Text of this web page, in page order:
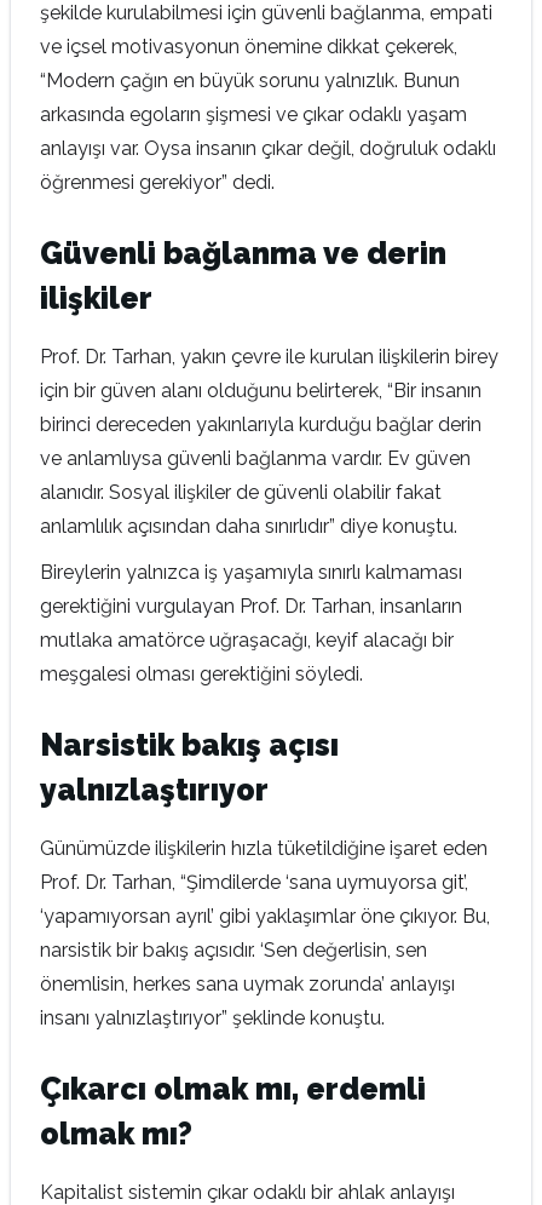
şekilde kurulabilmesi için güvenli bağlanma, empati
ve içsel motivasyonun önemine dikkat çekerek,
“Modern çağın en büyük sorunu yalnızlık. Bunun
arkasında egoların şişmesi ve çıkar odaklı yaşam
anlayışı var. Oysa insanın çıkar değil, doğruluk odaklı
öğrenmesi gerekiyor” dedi.
Güvenli bağlanma ve derin
ilişkiler
Prof. Dr. Tarhan, yakın çevre ile kurulan ilişkilerin birey
için bir güven alanı olduğunu belirterek, “Bir insanın
birinci dereceden yakınlarıyla kurduğu bağlar derin
ve anlamlıysa güvenli bağlanma vardır. Ev güven
alanıdır. Sosyal ilişkiler de güvenli olabilir fakat
anlamlılık açısından daha sınırlıdır” diye konuştu.
Bireylerin yalnızca iş yaşamıyla sınırlı kalmaması
gerektiğini vurgulayan Prof. Dr. Tarhan, insanların
mutlaka amatörce uğraşacağı, keyif alacağı bir
meşgalesi olması gerektiğini söyledi.
Narsistik bakış açısı
yalnızlaştırıyor
Günümüzde ilişkilerin hızla tüketildiğine işaret eden
Prof. Dr. Tarhan, “Şimdilerde ‘sana uymuyorsa git’,
‘yapamıyorsan ayrıl’ gibi yaklaşımlar öne çıkıyor. Bu,
narsistik bir bakış açısıdır. ‘Sen değerlisin, sen
önemlisin, herkes sana uymak zorunda’ anlayışı
insanı yalnızlaştırıyor” şeklinde konuştu.
Çıkarcı olmak mı, erdemli
olmak mı?
Kapitalist sistemin çıkar odaklı bir ahlak anlayışı